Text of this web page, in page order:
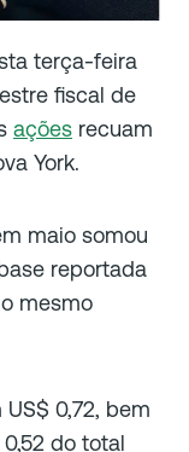
terça-feira
fiscal de
ações recuam
York.
maio somou
reportada
mesmo
0,72, bem
do total